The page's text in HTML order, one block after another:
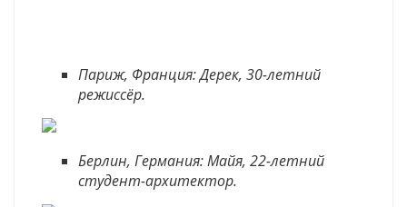
Париж, Франция: Дерек, 30-летний
режиссёр.
Берлин, Германия: Майя, 22-летний
студент-архитектор.